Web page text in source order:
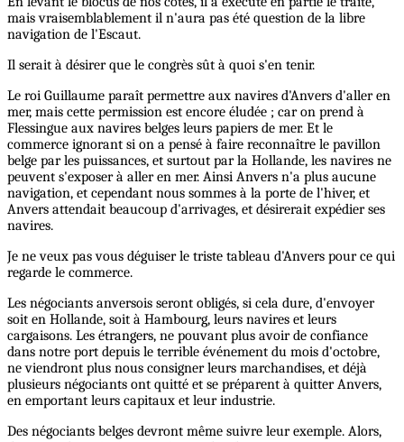
mais vraisemblablement il n'aura pas été question de la libre
navigation de l'Escaut.
Il serait à désirer que le congrès sût à quoi s'en tenir.
Le roi Guillaume paraît permettre aux navires d'Anvers d'aller en
mer, mais cette permission est encore éludée ; car on prend à
Flessingue aux navires belges leurs papiers de mer. Et le
commerce ignorant si on a pensé à faire reconnaître le pavillon
belge par les puissances, et surtout par la Hollande, les navires ne
peuvent s'exposer à aller en mer. Ainsi Anvers n'a plus aucune
navigation, et cependant nous sommes à la porte de l'hiver, et
Anvers attendait beaucoup d'arrivages, et désirerait expédier ses
navires.
Je ne veux pas vous déguiser le triste tableau d'Anvers pour ce qui
regarde le commerce.
Les négociants anversois seront obligés, si cela dure, d'envoyer
soit en Hollande, soit à Hambourg, leurs navires et leurs
cargaisons. Les étrangers, ne pouvant plus avoir de confiance
dans notre port depuis le terrible événement du mois d'octobre,
ne viendront plus nous consigner leurs marchandises, et déjà
plusieurs négociants ont quitté et se préparent à quitter Anvers,
en emportant leurs capitaux et leur industrie.
Des négociants belges devront même suivre leur exemple. Alors,